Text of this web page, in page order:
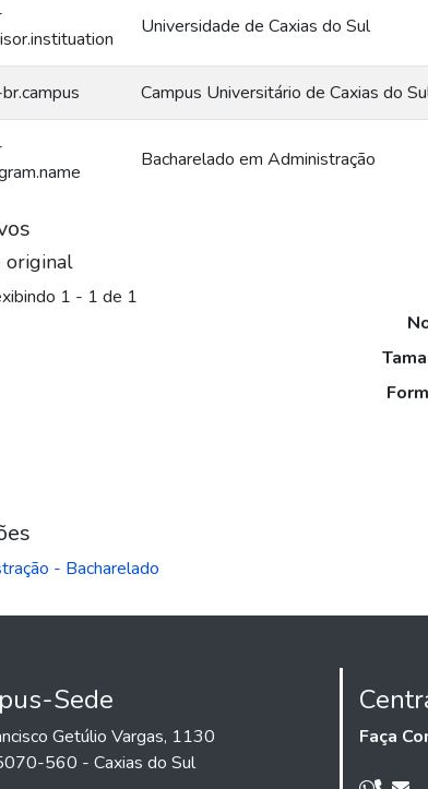
Universidade de Caxias do Sul
Campus Universitário de Caxias do
Bacharelado em Administração
original
1 - 1 de 1
- Bacharelado
Sede
Getúlio Vargas, 1130
560 - Caxias do Sul
Faça